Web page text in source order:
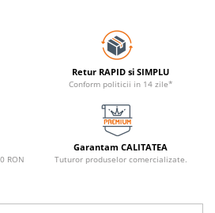
Retur RAPID si SIMPLU
Conform politicii in 14 zile*
RON
Garantam CALITATEA
Tuturor produselor comercializate.